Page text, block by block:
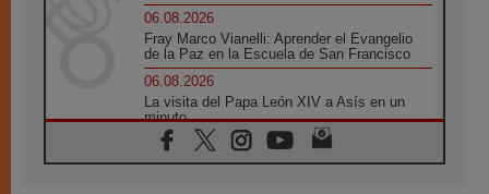
06.08.2026
Fray Marco Vianelli: Aprender el Evangelio
de la Paz en la Escuela de San Francisco
06.08.2026
La visita del Papa León XIV a Asís en un
minuto
06.08.2026
El agradecimiento de los jóvenes al Papa: